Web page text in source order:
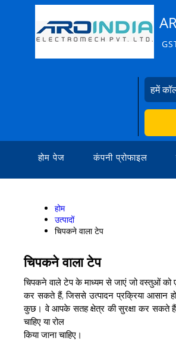
हमें
होम पेज कंपनी प्रोफाइल
होम
उत्पादों
चिपकने वाला टेप
चिपकने वाला टेप
चिपकने वाले टेप के माध्यम से जाएं जो वस्तुओं को
कर सकते हैं, जिससे उत्पादन प्रक्रिया आसान
कुछ। वे आपके सतह क्षेत्र की सुरक्षा कर सकते हैं
चाहिए या रोल
किया जाना चाहिए।